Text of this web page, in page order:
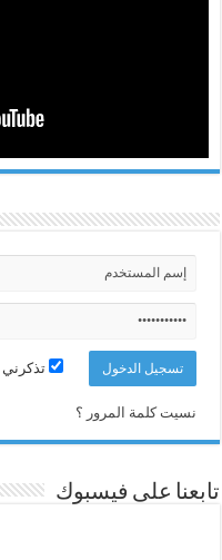
تذكرني
نسيت كلمة المرور ؟
تابعنا على فيسبوك